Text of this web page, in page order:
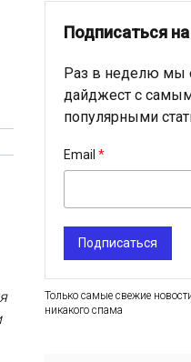
Подписаться
Раз в неделю мы
дайджест с
популярными
Email
Подписаться
Только самые свежие
никакого спама